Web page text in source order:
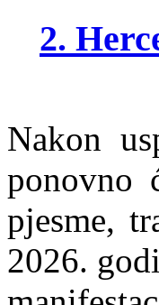
2.
Nakon
ponovno
pjesme,
2026.